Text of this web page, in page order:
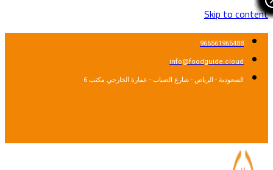
Skip to
966561965488
info@foodguide.cloud
السعودية - الرياض - شارع الضباب - عمارة الخارجي مكتب 6